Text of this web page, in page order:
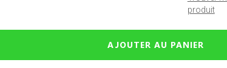
produit
AJOUTER AU PANIER